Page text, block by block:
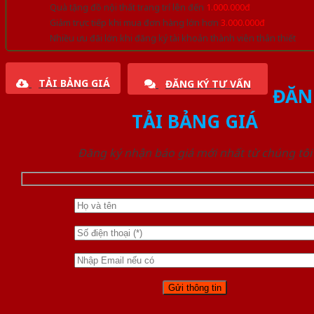
Quà tặng đồ nội thất trang trí lên đến 1.000.000đ
Giảm trực tiếp khi mua đơn hàng lớn hơn 3.000.000đ
Nhiều ưu đãi lớn khi đăng ký tài khoản thành viên thân thiết
TẢI BẢNG GIÁ ĐĂNG KÝ TƯ VẤN
TẢI BẢNG GIÁ
Đăng ký nhận báo giá mới nhất từ chúng tôi